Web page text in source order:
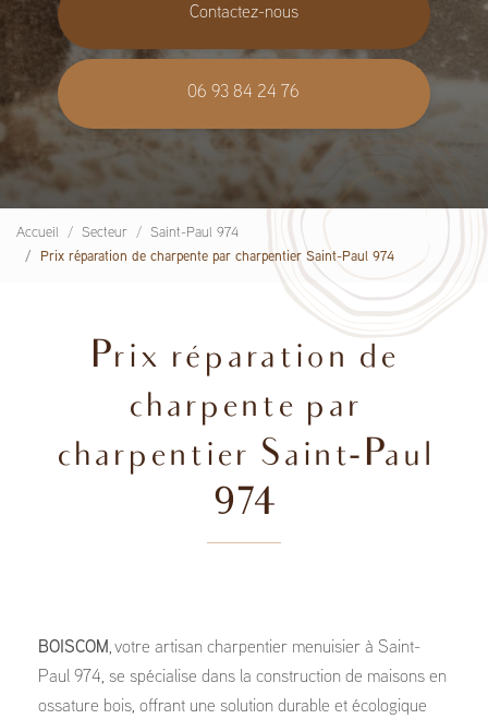
Contactez-nous
06 93 84 24 76
Accueil Secteur
Saint-Paul 974
Prix réparation de charpente par charpentier Saint-Paul 974
Prix réparation de
charpente par
charpentier Saint-Paul
974
BOISCOM, votre artisan charpentier menuisier à Saint-
Paul 974, se spécialise dans la construction de maisons en
ossature bois, offrant une solution durable et écologique